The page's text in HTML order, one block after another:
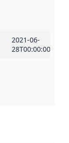
2021-06-
28T00:00:00Z